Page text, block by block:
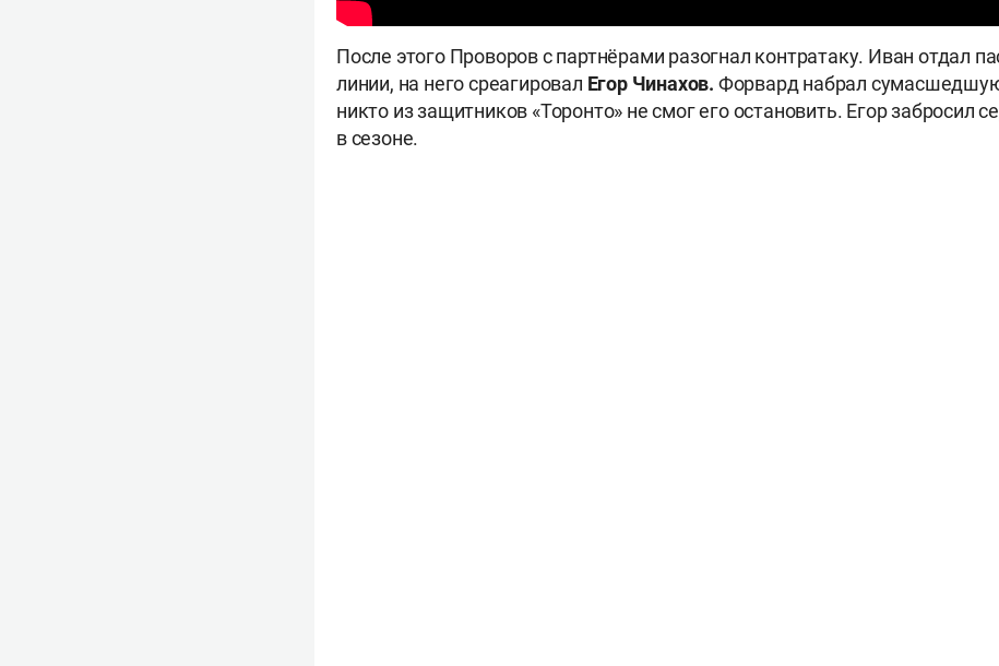
После этого Проворов с партнёрами разогнал контратаку. Иван отдал
линии, на него среагировал Егор Чинахов. Форвард набрал
никто из защитников «Торонто» не смог его остановить. Егор забросил
в сезоне.